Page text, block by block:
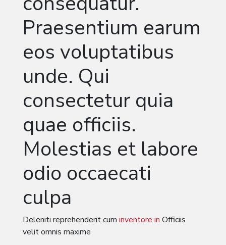
Praesentium earum
eos voluptatibus
unde. Qui
consectetur quia
quae officiis.
Molestias et labore
odio occaecati
culpa
Deleniti reprehenderit cum inventore in Officiis
velit omnis maxime